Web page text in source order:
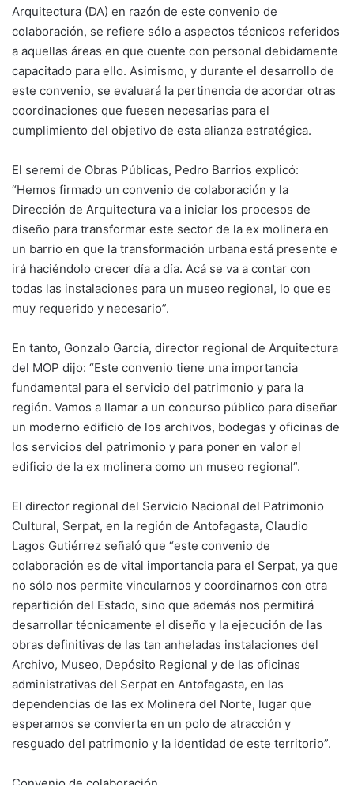
Arquitectura (DA) en razón de este convenio de
colaboración, se refiere sólo a aspectos técnicos referidos
a aquellas áreas en que cuente con personal debidamente
capacitado para ello. Asimismo, y durante el desarrollo de
este convenio, se evaluará la pertinencia de acordar otras
coordinaciones que fuesen necesarias para el
cumplimiento del objetivo de esta alianza estratégica.
El seremi de Obras Públicas, Pedro Barrios explicó:
“Hemos firmado un convenio de colaboración y la
Dirección de Arquitectura va a iniciar los procesos de
diseño para transformar este sector de la ex molinera en
un barrio en que la transformación urbana está presente e
irá haciéndolo crecer día a día. Acá se va a contar con
todas las instalaciones para un museo regional, lo que es
muy requerido y necesario”.
En tanto, Gonzalo García, director regional de Arquitectura
del MOP dijo: “Este convenio tiene una importancia
fundamental para el servicio del patrimonio y para la
región. Vamos a llamar a un concurso público para diseñar
un moderno edificio de los archivos, bodegas y oficinas de
los servicios del patrimonio y para poner en valor el
edificio de la ex molinera como un museo regional”.
El director regional del Servicio Nacional del Patrimonio
Cultural, Serpat, en la región de Antofagasta, Claudio
Lagos Gutiérrez señaló que “este convenio de
colaboración es de vital importancia para el Serpat, ya que
no sólo nos permite vincularnos y coordinarnos con otra
repartición del Estado, sino que además nos permitirá
desarrollar técnicamente el diseño y la ejecución de las
obras definitivas de las tan anheladas instalaciones del
Archivo, Museo, Depósito Regional y de las oficinas
administrativas del Serpat en Antofagasta, en las
dependencias de las ex Molinera del Norte, lugar que
esperamos se convierta en un polo de atracción y
resguado del patrimonio y la identidad de este territorio”.